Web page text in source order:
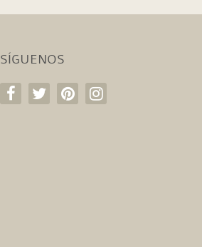
SÍGUENOS